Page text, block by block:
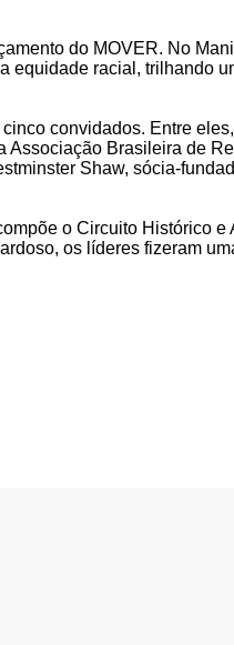
do MOVER. No
racial, trilhando
convidados. Entre
Associação Brasileira de
Shaw, sócia-
o Circuito Histórico
os líderes fizeram